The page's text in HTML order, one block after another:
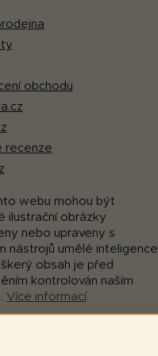
obchodu
recenze
webu mohou být
ilustrační obrázky
nebo upraveny s
nástrojů umělé inteligence
obsah je před
kontrolován naším
Více informací.